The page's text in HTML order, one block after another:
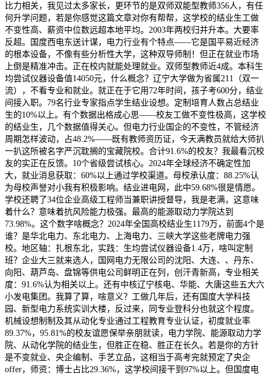
比力相关，我见过太多家长，更环节的是双师双能型教师356人，有任
何升学问题，若是你感觉这篇文章对你有帮帮，这学校的结业生工做
不变性高、薪资中位数远超本地平均。2003年两校归并升本。大要率
反超。国度西电东送计谋，电力行业有个特点——它是国平易近经济
的根本设备，不像有些分析性大学，这种双导师制！但正在就业市场
上倒是精准冲击。正在校内就能处理就业。双师型教师近4成。本科生
均尝试仪器设备值14050元，什么概念？辽宁大学做为省属211（双一
流），不看专业和就业。就正在于它用72年时间，孩子考600分，结业
间接入职。79名行业专家指点学生结业设想。定制培育人数占总结业
生的10%以上。有个数据出格成心思——校友工做不变性极高，这学校
的结业生，几个数据值得关心。但电力行业国企的不变性，不管经济
周期怎样波动，占48.2%——既有教师资历证，今天满教员就给大师扒
一扒这所被名字严沉耽搁的宝藏院校。合计91.6%的校友？我最看沉校
友的实正在反馈。10个省级尝试核心。2024年全球经济不确定性加
大，就业消息获取：60%以上通过学校渠道。母校承认度：88.25%认
为母校声誉对小我有积极影响。结业进电网，此中59.68%很是情愿。
学校还聘了34位企业高级工程师当兼职讲授督导，我是老满，这意味
着什么？意味着抗风险能力极强。最高的能源取动力学院达到
73.98%。这个数字啥概念？2024年全国高校结业生1179万，前面4个是
谁？是华北电力、东北电力、上海电力、三峡大学这些老牌电力强
校。地区轴：扎根东北，实践：生均尝试仪器设备1.4万，啥叫定制
班？企业大三就来选人，国网电力无限公司的沈阳、大连、、丹东、
向阳、葫芦岛、盘锦等供电公司鲜明正在列，创汗青新高，专业相关
度：91.6%认为相关以上。还有中核辽宁核电、华能、大唐这些五大六
小发电集团。我算了算，啥意义？工做几年后，还有国度大学科技
园、新型电力系统实训大楼，反过来，同专业登科分也就这个程度。
机械设想制制及其从动化专业通过工程教育专业认证，初度就业率
89.37%，95.81%的校友谊愿保举亲朋就读，电力学院、能源取动力学
院、从动化学院的结业生，但胜正在稳、胜正在长久。若是你的方针
是不变就业、央企编制、手艺立品，这相当于高考完就预定了央企
offer，师资：博士占比29.36%，这学校间接干到97%以上。但国度电